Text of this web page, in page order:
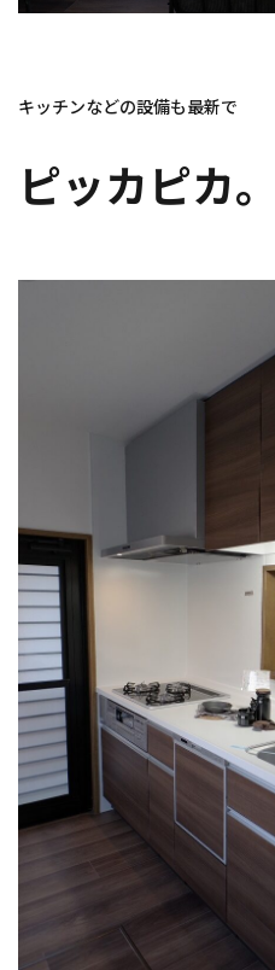
キッチンなどの設備も最新で
ピッカピカ。